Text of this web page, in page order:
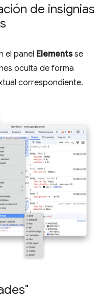
de insignias
el panel Elementsse
oculta de forma
correspondiente.